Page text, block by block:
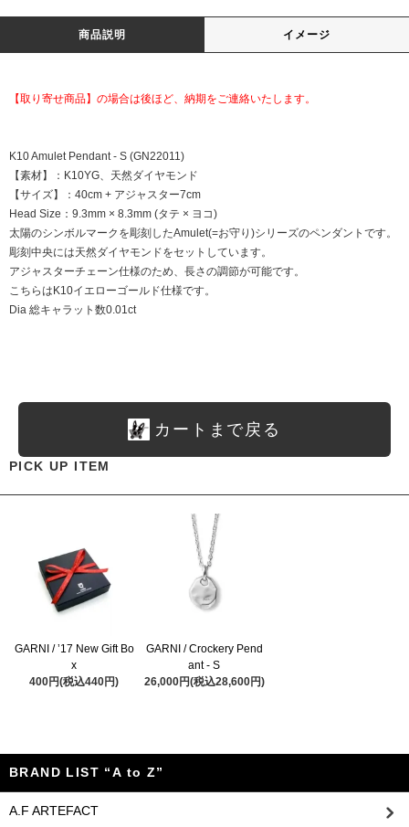
商品説明 イメージ
【取り寄せ商品】の場合は後ほど、納期をご連絡いたします。
K10 Amulet Pendant - S (GN22011)
【素材】：K10YG、天然ダイヤモンド
【サイズ】：40cm + アジャスター7cm
Head Size：9.3mm × 8.3mm (タテ × ヨコ)
太陽のシンボルマークを彫刻したAmulet(=お守り)シリーズのペンダントです。
彫刻中央には天然ダイヤモンドをセットしています。
アジャスターチェーン仕様のため、長さの調節が可能です。
こちらはK10イエローゴールド仕様です。
Dia 総キャラット数0.01ct
カートまで戻る
PICK UP ITEM
GARNI / ’17 New Gift Bo
x
400円(税込440円)
GARNI / Crockery Pend
ant - S
26,000円(税込28,600円)
BRAND LIST “A to Z”
A.F ARTEFACT